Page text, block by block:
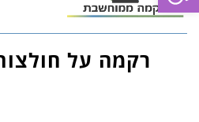
רקמה על